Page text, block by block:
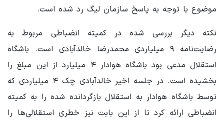
موضوع با توجه به پاسخ سازمان لیگ رد شده است.
نکته دیگر بررسی شده در کمیته انضباطی مربوط به
رضایت‌نامه ۹ میلیاردی محمدرضا خالدآبادی است. باشگاه
استقلال مدعی بود باشگاه هوادار ۴ میلیارد از این مبلغ را
بخشیده است. در جلسه اخیر خالدآبادی چک ۴ میلیاردی که
توسط باشگاه هوادار به استقلال بازگردانده شده را به کمیته
انضباطی ارائه کرد تا از این بابت نیز خطری استقلالی‌ها را